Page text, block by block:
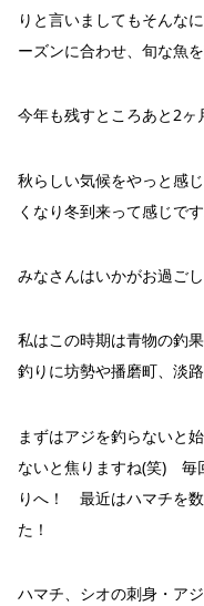
りと言いましてもそんな
ーズンに合わせ、旬な魚
今年も残すところあと2ヶ
秋らしい気候をやっと感
くなり冬到来って感じです
みなさんはいかがお過ご
私はこの時期は青物の釣
釣りに坊勢や播磨町、淡
まずはアジを釣らないと
ないと焦りますね(笑) 毎
りへ！ 最近はハマチを
た！
ハマチ、シオの刺身・ア